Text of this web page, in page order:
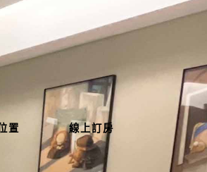
置 線上訂房